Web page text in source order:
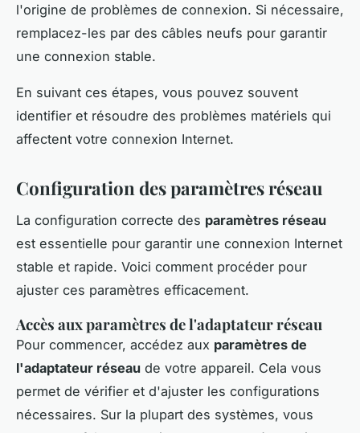
l'origine de problèmes de connexion. Si nécessaire,
remplacez-les par des câbles neufs pour garantir
une connexion stable.
En suivant ces étapes, vous pouvez souvent
identifier et résoudre des problèmes matériels qui
affectent votre connexion Internet.
Configuration des paramètres réseau
La configuration correcte des paramètres réseau
est essentielle pour garantir une connexion Internet
stable et rapide. Voici comment procéder pour
ajuster ces paramètres efficacement.
Accès aux paramètres de l'adaptateur réseau
Pour commencer, accédez aux paramètres de
l'adaptateur réseau de votre appareil. Cela vous
permet de vérifier et d'ajuster les configurations
nécessaires. Sur la plupart des systèmes, vous